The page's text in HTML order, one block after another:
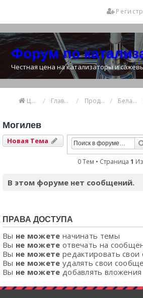
Форум по
Честная цена на катализаторы и
Цена катализатора Главная Продажа и покупка катализаторов Беларусь
Могилев
Новая Тема
0 Тем • Страница 1 Из
В этом форуме нет сообщений.
ПРАВА ДОСТУПА
Вы не можете начинать темы
Вы не можете отвечать на
Вы не можете редактировать
Вы не можете удалять свои
Вы не можете добавлять вложения